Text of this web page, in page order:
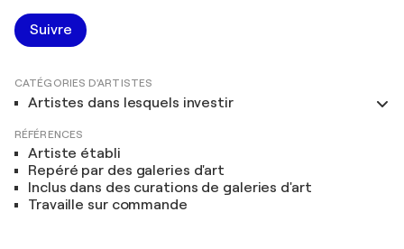
Suivre
CATÉGORIES D'ARTISTES
Artistes dans lesquels investir
RÉFÉRENCES
Artiste établi
Repéré par des galeries d'art
Inclus dans des curations de galeries d'art
Travaille sur commande